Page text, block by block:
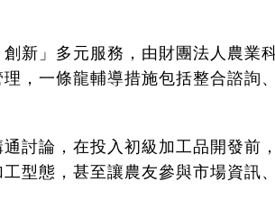
新」多元服務，由財團法人農業
，一條龍輔導措施包括整合諮詢
討論，在投入初級加工品開發前
型態，甚至讓農友參與市場資訊